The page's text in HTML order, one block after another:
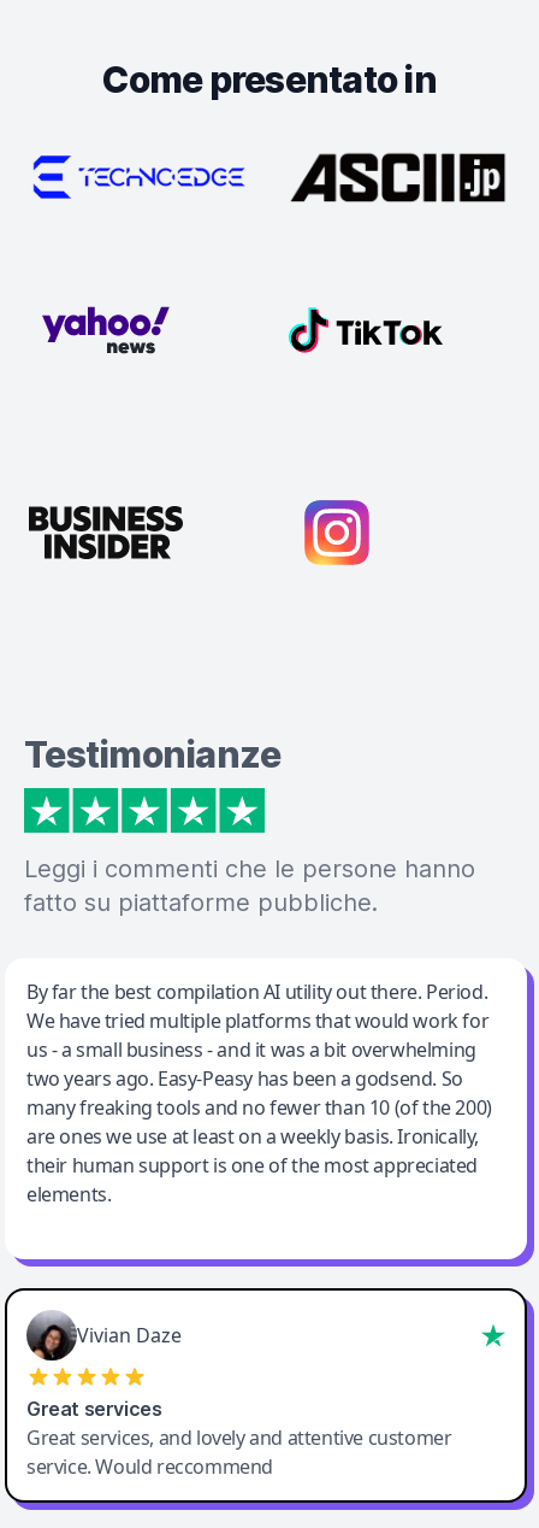
Come presentato in
Testimonianze
Leggi i commenti che le persone hanno
fatto su piattaforme pubbliche.
Jeff Wilson
By far the best compilation AI utility
By far the best compilation AI utility out there. Period.
We have tried multiple platforms that would work for
us - a small business - and it was a bit overwhelming
two years ago. Easy-Peasy has been a godsend. So
many freaking tools and no fewer than 10 (of the 200)
are ones we use at least on a weekly basis. Ironically,
their human support is one of the most appreciated
elements.
Vivian Daze
Great services
Great services, and lovely and attentive customer
service. Would reccommend